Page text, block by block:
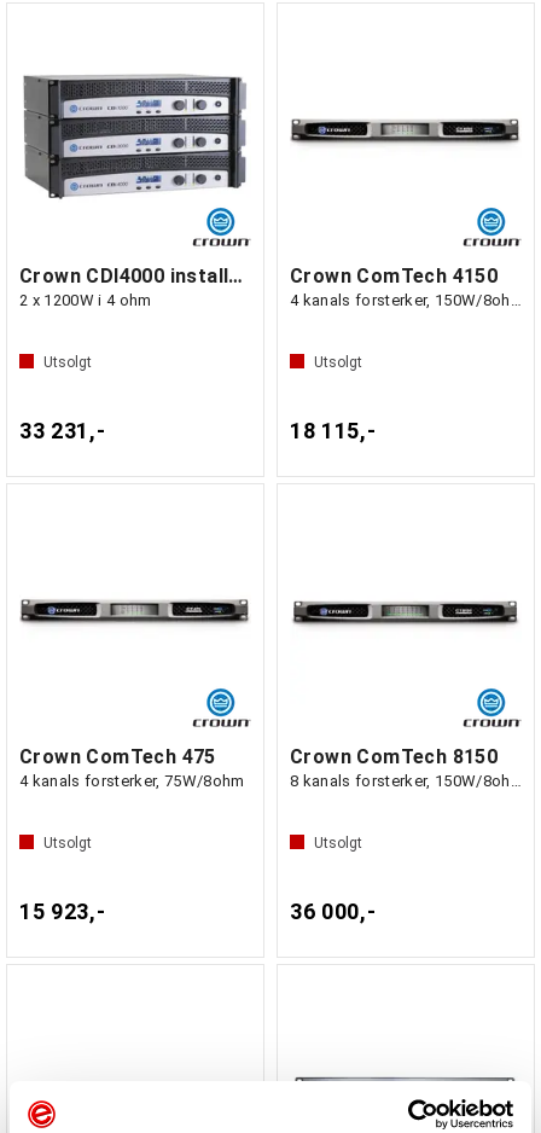
Crown CDI4000 installasjonsforst. m/DSP,
2 x 1200W i 4 ohm
Utsolgt
33 231,-
Crown ComTech 4150
4 kanals forsterker, 150W/8ohm
Utsolgt
18 115,-
Crown ComTech 475
4 kanals forsterker, 75W/8ohm
Utsolgt
15 923,-
Crown ComTech 8150
8 kanals forsterker, 150W/8ohm
Utsolgt
36 000,-